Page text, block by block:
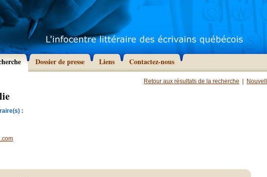
Dossier de presse Liens Contactez-nous
Retour aux résultats de la recherche
: